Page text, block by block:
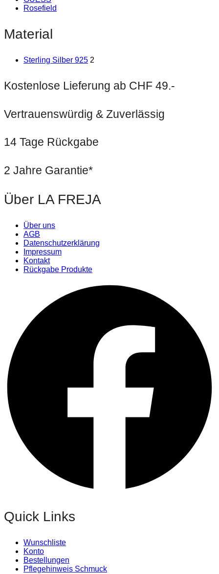
Rosefield
Material
Sterling Silber 925 2
Kostenlose Lieferung ab CHF 49.-
Vertrauenswürdig & Zuverlässig
14 Tage Rückgabe
2 Jahre Garantie*
Über LA FREJA
Über uns
AGB
Datenschutzerklärung
Impressum
Kontakt
Rückgabe Produkte
Quick Links
Wunschliste
Konto
Bestellungen
Pflegehinweis Schmuck